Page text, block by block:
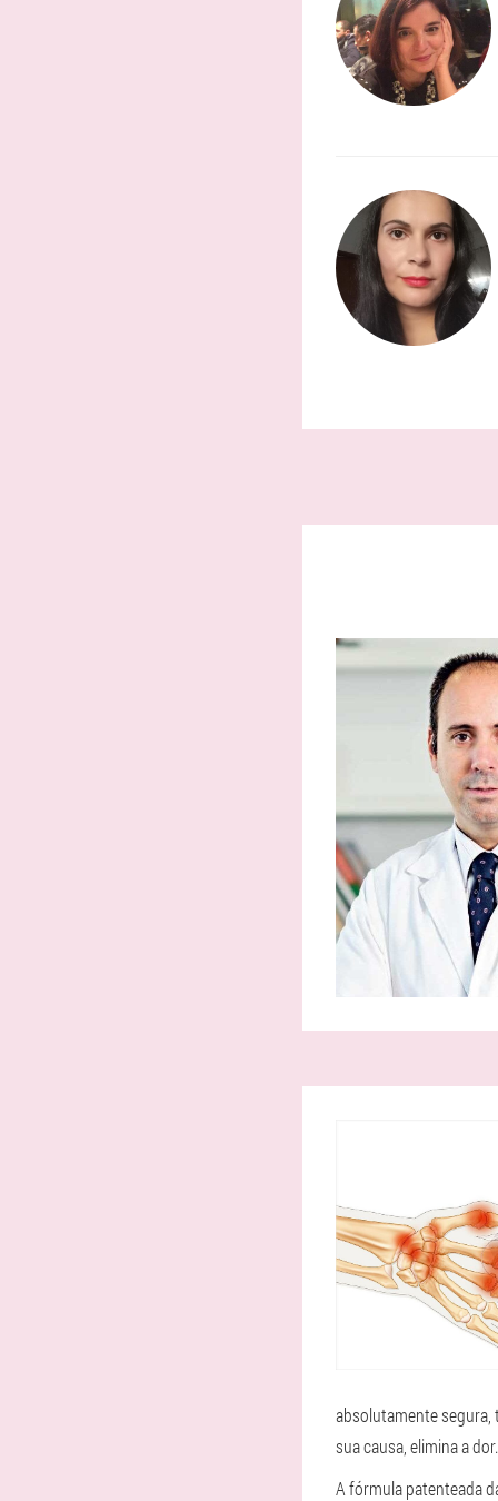
absolutamente segura,
sua causa, elimina a dor.
A fórmula patenteada